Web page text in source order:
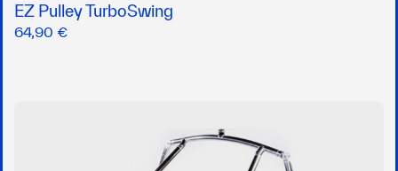
EZ Pulley TurboSwing
64,90 €